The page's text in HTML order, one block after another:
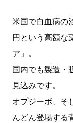
米国で白血病の
円という高額な
ア」。
国内でも製造・
見込みです。
オプジーボ、そ
んどん登場する